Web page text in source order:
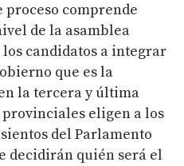
proceso comprende
de la asamblea
candidatos a integrar
que es la
la tercera y última
eligen a los
del Parlamento
decidirán quién será el